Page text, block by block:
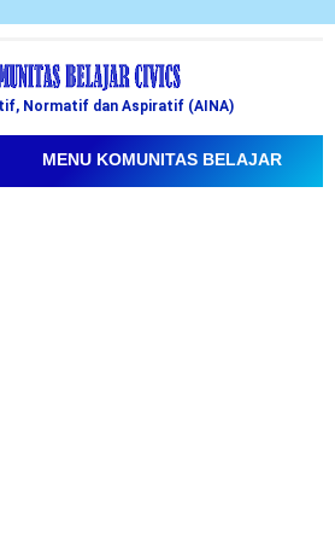
Normatif dan Aspiratif (AINA)
MENU KOMUNITAS BELAJAR